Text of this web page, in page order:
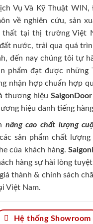
Vụ Và Kỹ Thuật
về nghiên cứu, sản
thất tại thị trường Việt
nước, trải qua quá
đến nay chúng tôi tự
phẩm đạt được những
nhận hợp chuẩn hợp
thương hiệu SaigonDoor
hiệu danh tiếng
nâng cao chất lượng
sản phẩm chất
của khách hàng.
hàng sự hài lòng
thành & chính sách
Việt Nam.
Hệ thống Showroom